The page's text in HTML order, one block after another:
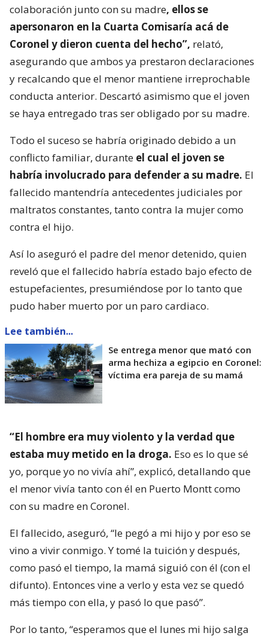
colaboración junto con su madre, ellos se
apersonaron en la Cuarta Comisaría acá de
Coronel y dieron cuenta del hecho”, relató,
asegurando que ambos ya prestaron declaraciones
y recalcando que el menor mantiene irreprochable
conducta anterior. Descartó asimismo que el joven
se haya entregado tras ser obligado por su madre.
Todo el suceso se habría originado debido a un
conflicto familiar, durante el cual el joven se
habría involucrado para defender a su madre. El
fallecido mantendría antecedentes judiciales por
maltratos constantes, tanto contra la mujer como
contra el hijo.
Así lo aseguró el padre del menor detenido, quien
reveló que el fallecido habría estado bajo efecto de
estupefacientes, presumiéndose por lo tanto que
pudo haber muerto por un paro cardiaco.
Lee también...
Se entrega menor que mató con
arma hechiza a egipcio en Coronel:
víctima era pareja de su mamá
“El hombre era muy violento y la verdad que
estaba muy metido en la droga. Eso es lo que sé
yo, porque yo no vivía ahí”, explicó, detallando que
el menor vivía tanto con él en Puerto Montt como
con su madre en Coronel.
El fallecido, aseguró, “le pegó a mi hijo y por eso se
vino a vivir conmigo. Y tomé la tuición y después,
como pasó el tiempo, la mamá siguió con él (con el
difunto). Entonces vine a verlo y esta vez se quedó
más tiempo con ella, y pasó lo que pasó”.
Por lo tanto, “esperamos que el lunes mi hijo salga